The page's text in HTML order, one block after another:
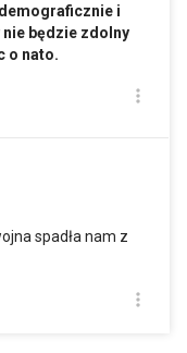
i
będzie zdolny
o nato.
spadła nam z